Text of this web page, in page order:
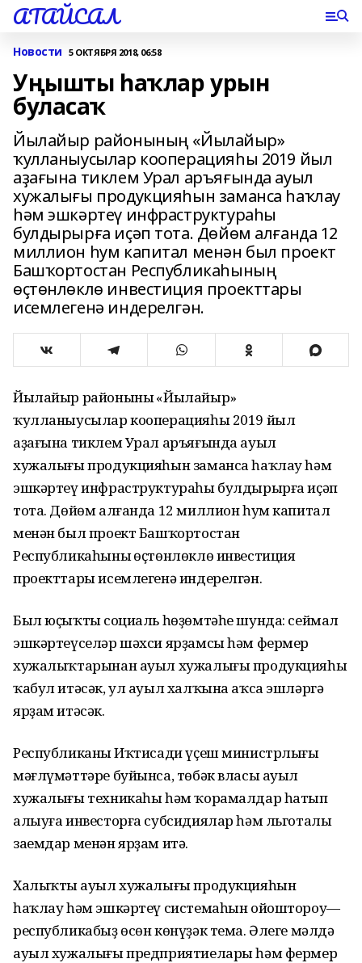
АТАЙСАЛ
Новости 5 ОКТЯБРЯ 2018, 06:58
Уңышты һаҡлар урын
буласаҡ
Йылайыр районының «Йылайыр»
ҡулланыусылар кооперацияһы 2019 йыл
аҙағына тиклем Урал аръяғында ауыл
хужалығы продукцияһын заманса һаҡлау
һәм эшкәртеү инфраструктураһы
булдырырға иҫәп тота. Дөйөм алғанда 12
миллион һум капитал менән был проект
Башҡортостан Республикаһының
өҫтөнлөклө инвестиция проекттары
исемлегенә индерелгән.
Йылайыр районының «Йылайыр»
ҡулланыусылар кооперацияһы 2019 йыл
аҙағына тиклем Урал аръяғында ауыл
хужалығы продукцияһын заманса һаҡлау һәм
эшкәртеү инфраструктураһы булдырырға иҫәп
тота. Дөйөм алғанда 12 миллион һум капитал
менән был проект Башҡортостан
Республикаһының өҫтөнлөклө инвестиция
проекттары исемлегенә индерелгән.
Был юҫыҡтың социаль һөҙөмтәһе шунда: сеймал
эшкәртеүселәр шәхси ярҙамсы һәм фермер
хужалыҡтарынан ауыл хужалығы продукцияһы
ҡабул итәсәк, ул ауыл халҡына аҡса эшләргә
ярҙам итәсәк.
Республиканың Иҡтисади үҫеш министрлығы
мәғлүмәттәре буйынса, төбәк власы ауыл
хужалығы техникаһы һәм ҡорамалдар һатып
алыуға инвесторға субсидиялар һәм льготалы
заемдар менән ярҙам итә.
Халыҡтың ауыл хужалығы продукцияһын
һаҡлау һәм эшкәртеү системаһын ойоштороу—
республикабыҙ өсөн көнүҙәк тема. Әлеге мәлдә
ауыл хужалығы предприятиелары һәм фермер